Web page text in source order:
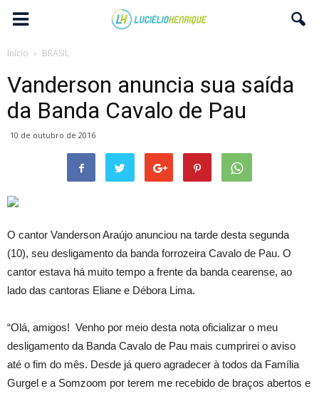
Início BRASIL
Vanderson anuncia sua saída
da Banda Cavalo de Pau
10 de outubro de 2016
O cantor Vanderson Araújo anunciou na tarde desta segunda
(10), seu desligamento da banda forrozeira Cavalo de Pau. O
cantor estava há muito tempo a frente da banda cearense, ao
lado das cantoras Eliane e Débora Lima.
“Olá, amigos! Venho por meio desta nota oficializar o meu
desligamento da Banda Cavalo de Pau mais cumprirei o aviso
até o fim do mês. Desde já quero agradecer à todos da Família
Gurgel e a Somzoom por terem me recebido de braços abertos e